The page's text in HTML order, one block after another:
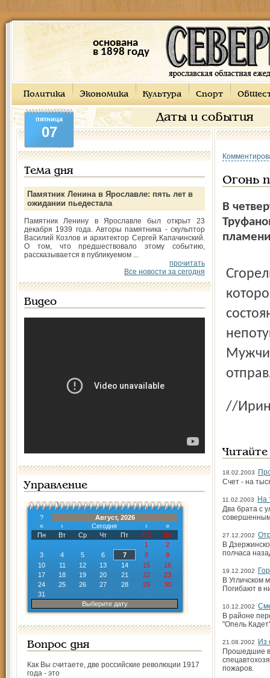
основана
в 1898 году
Политика Экономика Культура Спорт
Даты и события
пятница
07
Тема дня
Памятник Ленина в Ярославле: пять лет в
ожидании пьедестала
Памятник Ленину в Ярославле был открыт 23
декабря 1939 года. Авторы памятника - скульптор
Василий Козлов и архитектор Сергей Капачинский.
О том, что предшествовало этому событию,
рассказывается в публикуемом ...
прочитать
Все новости за сегодня
Видео
Управление
?
Август, 2026
«
‹ Сегодня ›
»
Пн
Вт Ср Чт Пт Сб
Вс
1
2
3
4 5 6 7 8
9
10
11 12 13 14 15
16
17
18 19 20 21 22
23
24
25 26 27 28 29
30
31
Выберите дату
Вопрос дня
Как Вы считаете, две российские революции 1917
года - это
Огонь
В
Сгорели лишь постельные принадлежности и диван, на
//
18.02.2003
Счет - на
11.02.2003
На
Два брата с
27.12.2002
В
полчаса
19.12.2002
В Угличском
Погибают в
10.12.2002
В районе
"Опель
21.08.2002
Из
Прошедшие в
пожаров.